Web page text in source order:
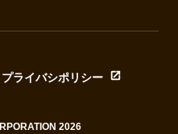
プライバシポリシー
2026